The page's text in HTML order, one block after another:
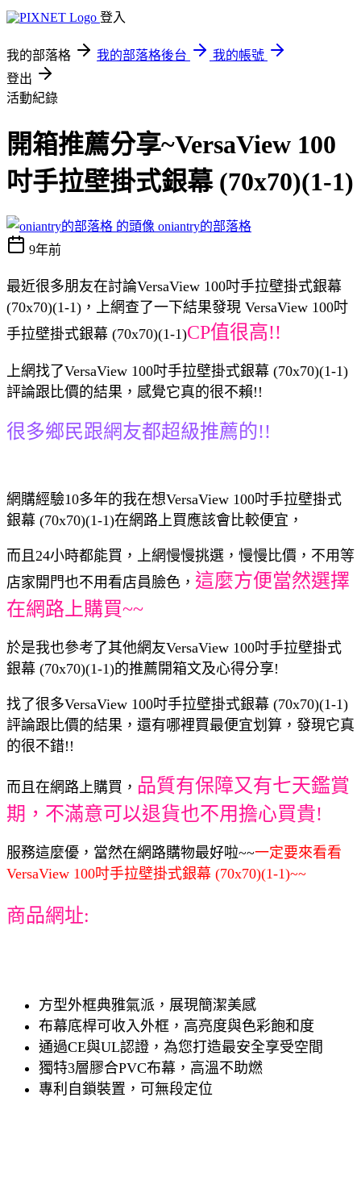
登入
我的部落格 我的部落格後台
我的帳號
登出
活動紀錄
開箱推薦分享~VersaView 100
吋手拉壁掛式銀幕 (70x70)(1-1)
oniantry的部落格
9年前
最近很多朋友在討論VersaView 100吋手拉壁掛式銀幕
(70x70)(1-1)，上網查了一下結果發現 VersaView 100吋
手拉壁掛式銀幕 (70x70)(1-1)CP值很高!!
上網找了VersaView 100吋手拉壁掛式銀幕 (70x70)(1-1)
評論跟比價的結果，感覺它真的很不賴!!
很多鄉民跟網友都超級推薦的!!
網購經驗10多年的我在想VersaView 100吋手拉壁掛式
銀幕 (70x70)(1-1)在網路上買應該會比較便宜，
而且24小時都能買，上網慢慢挑選，慢慢比價，不用等
店家開門也不用看店員臉色， 這麼方便當然選擇
在網路上購買~~
於是我也參考了其他網友VersaView 100吋手拉壁掛式
銀幕 (70x70)(1-1)的推薦開箱文及心得分享!
找了很多VersaView 100吋手拉壁掛式銀幕 (70x70)(1-1)
評論跟比價的結果，還有哪裡買最便宜划算，發現它真
的很不錯!!
而且在網路上購買， 品質有保障又有七天鑑賞
期，不滿意可以退貨也不用擔心買貴!
服務這麼優，當然在網路購物最好啦~~一定要來看看
VersaView 100吋手拉壁掛式銀幕 (70x70)(1-1)~~
商品網址:
方型外框典雅氣派，展現簡潔美感
布幕底桿可收入外框，高亮度與色彩飽和度
通過CE與UL認證，為您打造最安全享受空間
獨特3層膠合PVC布幕，高溫不助燃
專利自鎖裝置，可無段定位